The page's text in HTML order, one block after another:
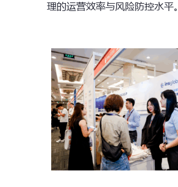
理的运营效率与风险防控水平。